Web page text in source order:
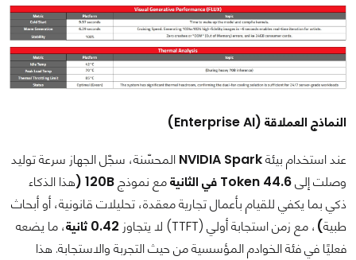
النماذج العملاقة (Enterprise AI)
عند استخدام بيئةNVIDIA Spark المحسّنة، سجّل الجهاز سرعة توليد
وصلت إلى44.6 Token في الثانية مع نموذج120B ( هذا الذكاء
ذكي بما يكفي للقيام بأعمال تجارية معقدة، تحليلات قانونية، أو أبحاث
طبية) ، مع زمن استجابة أولي (TTFT) لا يتجاوز 0.42 ثانية
، ما يضعه
فعليًا في فئة الخوادم المؤسسية من حيث التجربة والاستجابة. هذا